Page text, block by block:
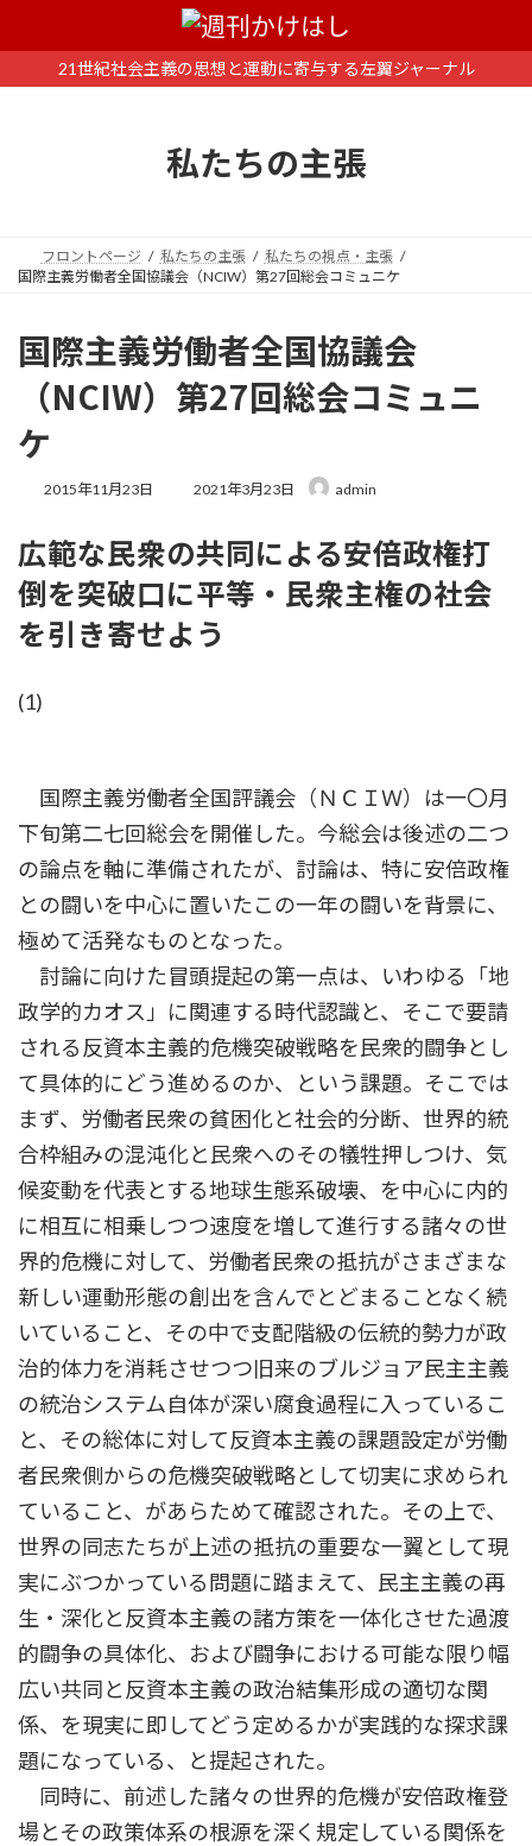
ン
ー
21世紀社会主義の思想と運動に寄与する左翼ジャーナル
私たちの主張
フロントページ 私たちの主張
私たちの視点・主張
国際主義労働者全国協議会（NCIW）第27回総会コミュニケ
国際主義労働者全国協議会
（NCIW）第27回総会コミュニ
ケ
2015年11月23日
最
新
日
時
2021年3月23日 admin
広範な民衆の共同による安倍政権打
倒を突破口に平等・民衆主権の社会
を引き寄せよう
(1)
国際主義労働者全国評議会（ＮＣＩＷ）は一〇月
下旬第二七回総会を開催した。今総会は後述の二つ
の論点を軸に準備されたが、討論は、特に安倍政権
との闘いを中心に置いたこの一年の闘いを背景に、
極めて活発なものとなった。
討論に向けた冒頭提起の第一点は、いわゆる「地
政学的カオス」に関連する時代認識と、そこで要請
される反資本主義的危機突破戦略を民衆的闘争とし
て具体的にどう進めるのか、という課題。そこでは
まず、労働者民衆の貧困化と社会的分断、世界的統
合枠組みの混沌化と民衆へのその犠牲押しつけ、気
候変動を代表とする地球生態系破壊、を中心に内的
に相互に相乗しつつ速度を増して進行する諸々の世
界的危機に対して、労働者民衆の抵抗がさまざまな
新しい運動形態の創出を含んでとどまることなく続
いていること、その中で支配階級の伝統的勢力が政
治的体力を消耗させつつ旧来のブルジョア民主主義
の統治システム自体が深い腐食過程に入っているこ
と、その総体に対して反資本主義の課題設定が労働
者民衆側からの危機突破戦略として切実に求められ
ていること、があらためて確認された。その上で、
世界の同志たちが上述の抵抗の重要な一翼として現
実にぶつかっている問題に踏まえて、民主主義の再
生・深化と反資本主義の諸方策を一体化させた過渡
的闘争の具体化、および闘争における可能な限り幅
広い共同と反資本主義の政治結集形成の適切な関
係、を現実に即してどう定めるかが実践的な探求課
題になっている、と提起された。
同時に、前述した諸々の世界的危機が安倍政権登
場とその政策体系の根源を深く規定している関係を